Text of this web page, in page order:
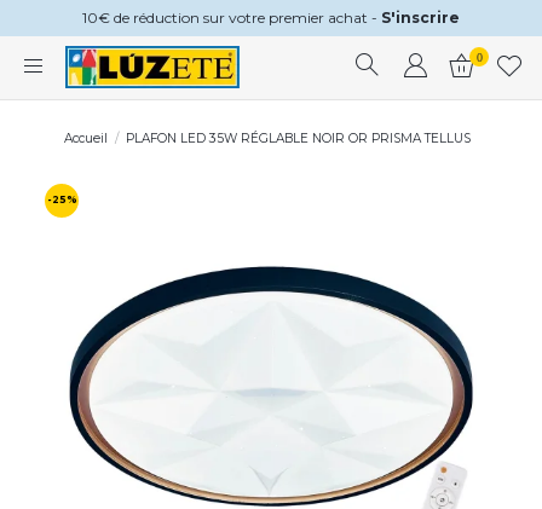
10€ de réduction sur votre premier achat - S'inscrire
0
Accueil PLAFON LED 35W RÉGLABLE NOIR OR PRISMA TELLUS
-25%